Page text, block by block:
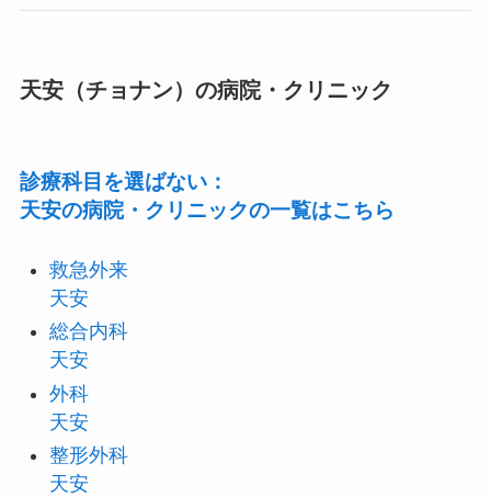
天安（チョナン）の病院・クリニック
診療科目を選ばない：
天安の病院・クリニックの一覧はこちら
救急外来
天安
総合内科
天安
外科
天安
整形外科
天安